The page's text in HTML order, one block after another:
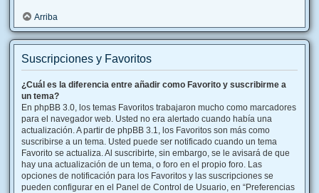
Arriba
Suscripciones y Favoritos
¿Cuál es la diferencia entre añadir como Favorito y suscribirme a
un tema?
En phpBB 3.0, los temas Favoritos trabajaron mucho como marcadores
para el navegador web. Usted no era alertado cuando había una
actualización. A partir de phpBB 3.1, los Favoritos son más como
suscribirse a un tema. Usted puede ser notificado cuando un tema
Favorito se actualiza. Al suscribirte, sin embargo, se le avisará de que
hay una actualización de un tema, o foro en el propio foro. Las
opciones de notificación para los Favoritos y las suscripciones se
pueden configurar en el Panel de Control de Usuario, en “Preferencias